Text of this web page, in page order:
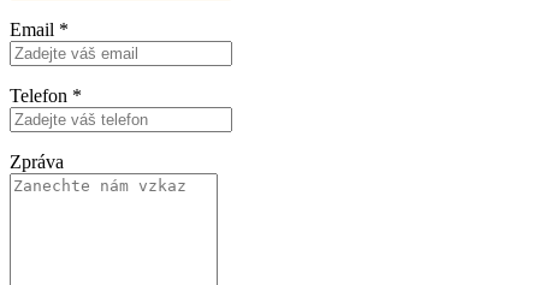
Email *
Telefon *
Zpráva